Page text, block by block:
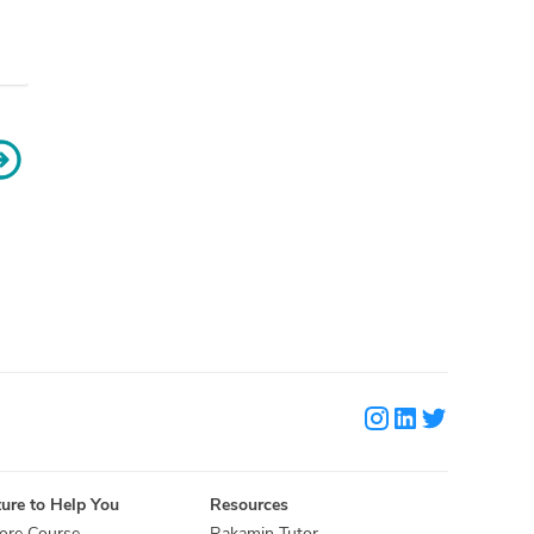
to Help You
Resources